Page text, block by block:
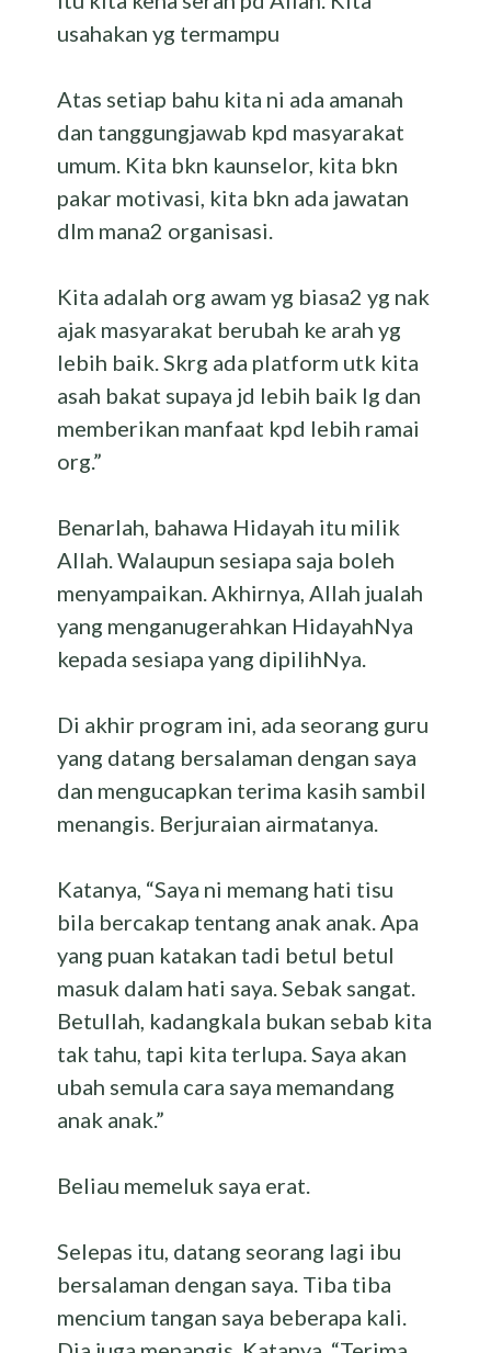
usahakan yg termampu
Atas setiap bahu kita ni ada amanah
dan tanggungjawab kpd masyarakat
umum. Kita bkn kaunselor, kita bkn
pakar motivasi, kita bkn ada jawatan
dlm mana2 organisasi.
Kita adalah org awam yg biasa2 yg nak
ajak masyarakat berubah ke arah yg
lebih baik. Skrg ada platform utk kita
asah bakat supaya jd lebih baik lg dan
memberikan manfaat kpd lebih ramai
org.”
Benarlah, bahawa Hidayah itu milik
Allah. Walaupun sesiapa saja boleh
menyampaikan. Akhirnya, Allah jualah
yang menganugerahkan HidayahNya
kepada sesiapa yang dipilihNya.
Di akhir program ini, ada seorang guru
yang datang bersalaman dengan saya
dan mengucapkan terima kasih sambil
menangis. Berjuraian airmatanya.
Katanya, “Saya ni memang hati tisu
bila bercakap tentang anak anak. Apa
yang puan katakan tadi betul betul
masuk dalam hati saya. Sebak sangat.
Betullah, kadangkala bukan sebab kita
tak tahu, tapi kita terlupa. Saya akan
ubah semula cara saya memandang
anak anak.”
Beliau memeluk saya erat.
Selepas itu, datang seorang lagi ibu
bersalaman dengan saya. Tiba tiba
mencium tangan saya beberapa kali.